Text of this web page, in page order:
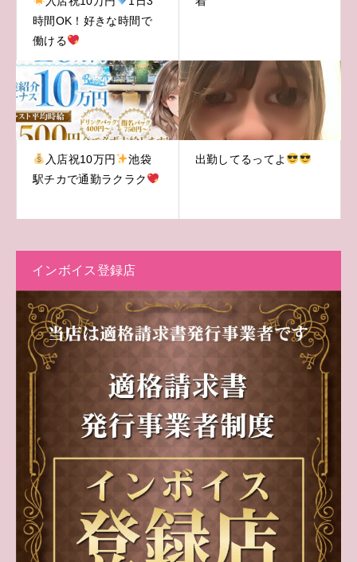
時間OK！好きな時間で
働ける
入店祝10万円
池袋
駅チカで通勤ラクラク
出勤してるってよ
インボイス登録店